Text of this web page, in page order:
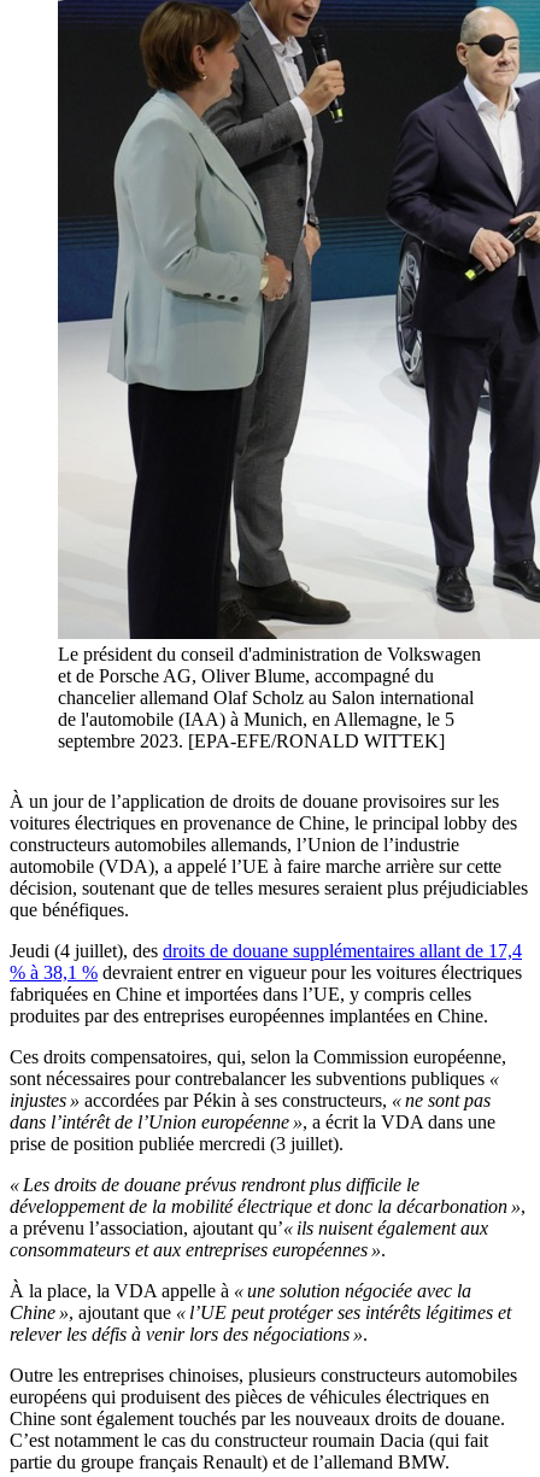
Le président du conseil d'administration de Volkswagen
et de Porsche AG, Oliver Blume, accompagné du
chancelier allemand Olaf Scholz au Salon international
de l'automobile (IAA) à Munich, en Allemagne, le 5
septembre 2023. [EPA-EFE/RONALD WITTEK]
À un jour de l’application de droits de douane provisoires sur les
voitures électriques en provenance de Chine, le principal lobby des
constructeurs automobiles allemands, l’Union de l’industrie
automobile (VDA), a appelé l’UE à faire marche arrière sur cette
décision, soutenant que de telles mesures seraient plus préjudiciables
que bénéfiques.
Jeudi (4 juillet), des droits de douane supplémentaires allant de 17,4
% à 38,1 % devraient entrer en vigueur pour les voitures électriques
fabriquées en Chine et importées dans l’UE, y compris celles
produites par des entreprises européennes implantées en Chine.
Ces droits compensatoires, qui, selon la Commission européenne,
sont nécessaires pour contrebalancer les subventions publiques «
injustes » accordées par Pékin à ses constructeurs, « ne sont pas
dans l’intérêt de l’Union européenne », a écrit la VDA dans une
prise de position publiée mercredi (3 juillet).
« Les droits de douane prévus rendront plus difficile le
développement de la mobilité électrique et donc la décarbonation »,
a prévenu l’association, ajoutant qu’« ils nuisent également aux
consommateurs et aux entreprises européennes ».
À la place, la VDA appelle à « une solution négociée avec la
Chine », ajoutant que « l’UE peut protéger ses intérêts légitimes et
relever les défis à venir lors des négociations ».
Outre les entreprises chinoises, plusieurs constructeurs automobiles
européens qui produisent des pièces de véhicules électriques en
Chine sont également touchés par les nouveaux droits de douane.
C’est notamment le cas du constructeur roumain Dacia (qui fait
partie du groupe français Renault) et de l’allemand BMW.